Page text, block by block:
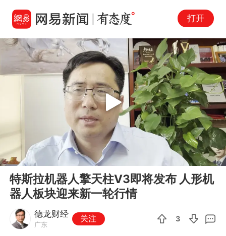
打开
00:00 11:16
Play
特斯拉机器人擎天柱V3即将发布 人形机
器人板块迎来新一轮行情
德龙财经
广东
关注 3